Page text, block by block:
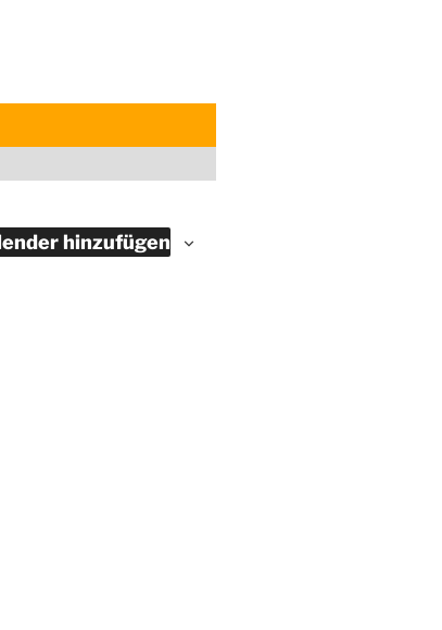
hinzufügen